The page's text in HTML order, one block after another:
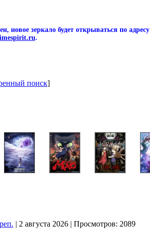
зеркало будет открываться по адресу
.
поиск]
| 2 августа 2026 | Просмотров: 2089